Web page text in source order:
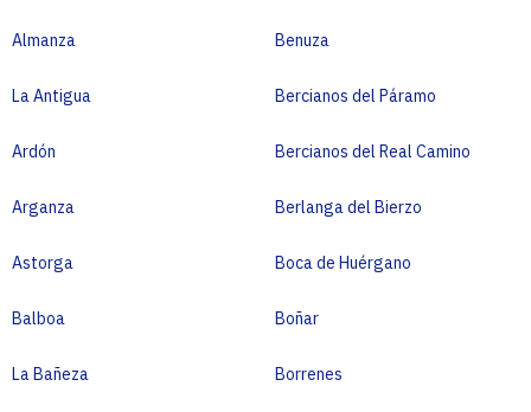
Almanza
La Antigua
Ardón
Arganza
Astorga
Balboa
La Bañeza
Benuza
Bercianos del Páramo
Bercianos del Real Camino
Berlanga del Bierzo
Boca de Huérgano
Boñar
Borrenes